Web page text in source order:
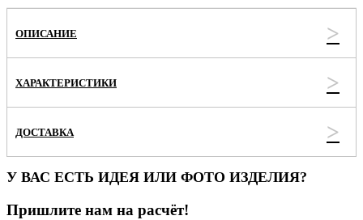
ОПИСАНИЕ
ХАРАКТЕРИСТИКИ
ДОСТАВКА
У ВАС ЕСТЬ ИДЕЯ ИЛИ ФОТО ИЗДЕЛИЯ?
Пришлите нам на расчёт!